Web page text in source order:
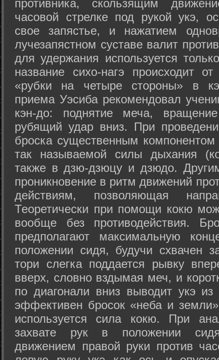
противника, скользящим
часовой стрелке под рукой укэ,
свое запястье, и нажатием
лучезапястном суставе валит
для удержания используется
название сихо-нагэ происходит
«рубки на четыре стороны» в
приема Уэсиба рекомендовал
кэн-до: поднятие меча,
рубящий удар вниз. При
броска существенным компонентом
так называемой силы дыхания
также в дзю-дзюцу и дзюдо.
проникновение в ритм движений
действиям, позволяющая
Теоретически при помощи кокю
вообще без противодействия.
предполагают максимальную
положении сидя, будучи схвачен
тори слегка поддается рывку
вверх, словно вздымая меч, и
по диагонали вниз выводит укэ
эффективен бросок «неба и
используется сила кокю. При
захвате рук в положении
движением правой руки против